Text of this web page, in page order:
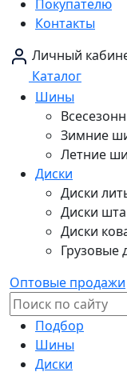
Покупателю
Контакты
Личный
Каталог
Шины
Зимние
Летние
Диски
Диски
Диски
Диски
Грузовые
Оптовые продажи
Подбор
Шины
Диски